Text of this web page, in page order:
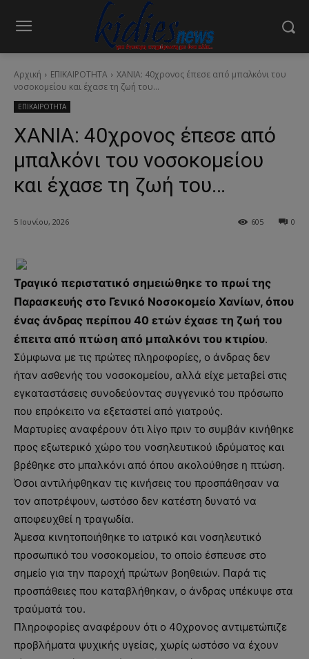
Αρχική ΕΠΙΚΑΙΡΟΤΗΤΑ
ΧΑΝΙΑ: 40χρονος έπεσε από μπαλκόνι του
νοσοκομείου και έχασε τη ζωή του...
ΕΠΙΚΑΙΡΟΤΗΤΑ
ΧΑΝΙΑ: 40χρονος έπεσε από
μπαλκόνι του νοσοκομείου
και έχασε τη ζωή του…
5 Ιουνίου, 2026 0
605
Τραγικό περιστατικό σημειώθηκε το πρωί της
Παρασκευής στο Γενικό Νοσοκομείο Χανίων, όπου
ένας άνδρας περίπου 40 ετών έχασε τη ζωή του
έπειτα από πτώση από μπαλκόνι του κτιρίου.
Σύμφωνα με τις πρώτες πληροφορίες, ο άνδρας δεν
ήταν ασθενής του νοσοκομείου, αλλά είχε μεταβεί στις
εγκαταστάσεις συνοδεύοντας συγγενικό του πρόσωπο
που επρόκειτο να εξεταστεί από γιατρούς.
Μαρτυρίες αναφέρουν ότι λίγο πριν το συμβάν κινήθηκε
προς εξωτερικό χώρο του νοσηλευτικού ιδρύματος και
βρέθηκε στο μπαλκόνι από όπου ακολούθησε η πτώση.
Όσοι αντιλήφθηκαν τις κινήσεις του προσπάθησαν να
τον αποτρέψουν, ωστόσο δεν κατέστη δυνατό να
αποφευχθεί η τραγωδία.
Άμεσα κινητοποιήθηκε το ιατρικό και νοσηλευτικό
προσωπικό του νοσοκομείου, το οποίο έσπευσε στο
σημείο για την παροχή πρώτων βοηθειών. Παρά τις
προσπάθειες που καταβλήθηκαν, ο άνδρας υπέκυψε στα
τραύματά του.
Πληροφορίες αναφέρουν ότι ο 40χρονος αντιμετώπιζε
προβλήματα ψυχικής υγείας, χωρίς ωστόσο να έχουν